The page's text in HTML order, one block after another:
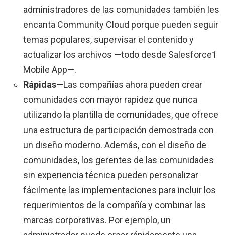
administradores de las comunidades también les
encanta Community Cloud porque pueden seguir
temas populares, supervisar el contenido y
actualizar los archivos —todo desde Salesforce1
Mobile App—.
Rápidas—Las compañías ahora pueden crear
comunidades con mayor rapidez que nunca
utilizando la plantilla de comunidades, que ofrece
una estructura de participación demostrada con
un diseño moderno. Además, con el diseño de
comunidades, los gerentes de las comunidades
sin experiencia técnica pueden personalizar
fácilmente las implementaciones para incluir los
requerimientos de la compañía y combinar las
marcas corporativas. Por ejemplo, un